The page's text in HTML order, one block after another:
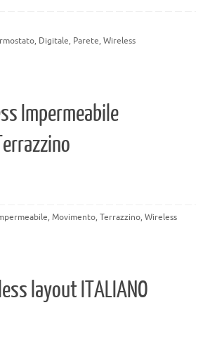
, Digitale, Parete, Wireless
Impermeabile
,Movimento,Terrazzino,Wireless
layout ITALIANO